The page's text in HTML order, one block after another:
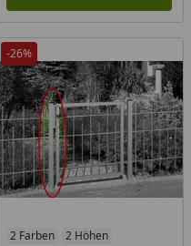
-26%
2 Farben 2 Höhen